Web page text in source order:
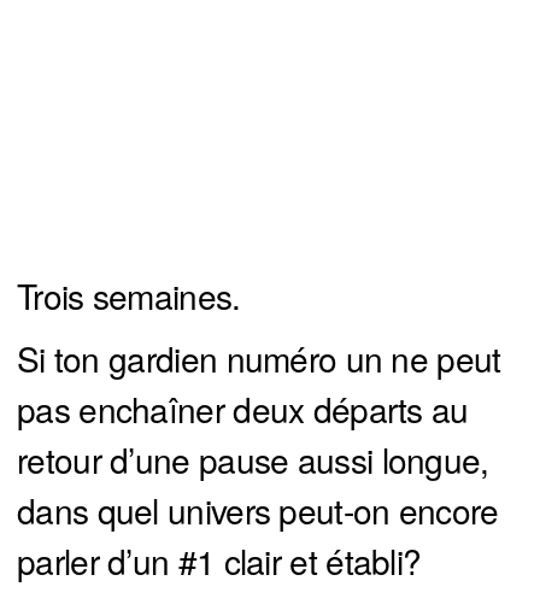
Trois semaines.
Si ton gardien numéro un ne peut
pas enchaîner deux départs au
retour d’une pause aussi longue,
dans quel univers peut-on encore
parler d’un #1 clair et établi?